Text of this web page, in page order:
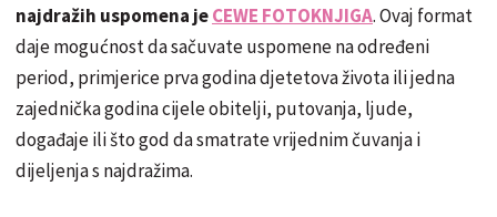
najdražih uspomena jeCEWE FOTOKNJIGA. Ovaj format
daje mogućnost da sačuvate uspomene na određeni
period, primjerice prva godina djetetova života ili jedna
zajednička godina cijele obitelji, putovanja, ljude,
događaje ili što god da smatrate vrijednim čuvanja i
dijeljenja s najdražima.